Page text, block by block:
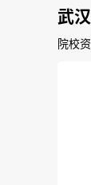
武
院校